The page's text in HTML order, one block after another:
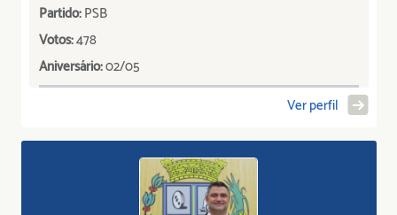
Partido:PSB
Votos:478
Aniversário:02/05
Ver perfil